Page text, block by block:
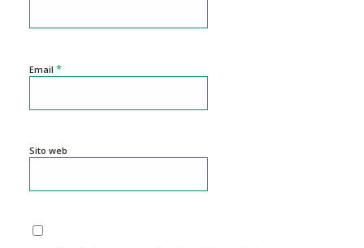
Email *
Sito web